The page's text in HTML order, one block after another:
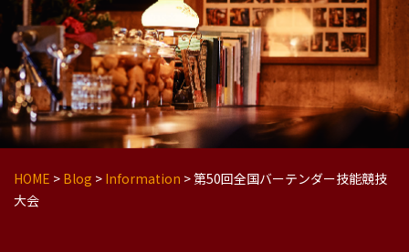
HOME > Blog > Information >第50回全国バーテンダー技能競技
大会